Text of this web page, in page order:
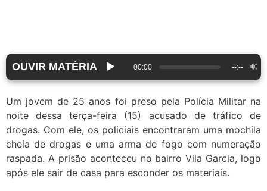
OUVIR MATÉRIA ▶️ 00:00 --:-- 🔊
Um jovem de 25 anos foi preso pela Polícia Militar na
noite dessa terça-feira (15) acusado de tráfico de
drogas. Com ele, os policiais encontraram uma mochila
cheia de drogas e uma arma de fogo com numeração
raspada. A prisão aconteceu no bairro Vila Garcia, logo
após ele sair de casa para esconder os materiais.